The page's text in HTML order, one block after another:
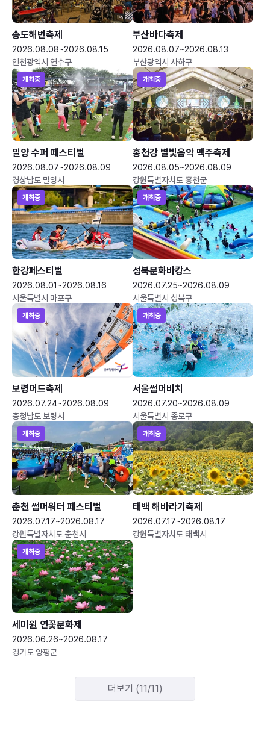
송도해변축제
2026.08.08~2026.08.15
인천광역시 연수구
부산바다축제
2026.08.07~2026.08.13
부산광역시 사하구
개최중
밀양 수퍼 페스티벌
2026.08.07~2026.08.09
경상남도 밀양시
개최중
홍천강 별빛음악 맥주축제
2026.08.05~2026.08.09
강원특별자치도 홍천군
개최중
한강페스티벌
2026.08.01~2026.08.16
서울특별시 마포구
개최중
성북문화바캉스
2026.07.25~2026.08.09
서울특별시 성북구
개최중
보령머드축제
2026.07.24~2026.08.09
충청남도 보령시
개최중
서울썸머비치
2026.07.20~2026.08.09
서울특별시 종로구
개최중
춘천 썸머워터 페스티벌
2026.07.17~2026.08.17
강원특별자치도 춘천시
개최중
태백 해바라기축제
2026.07.17~2026.08.17
강원특별자치도 태백시
개최중
세미원 연꽃문화제
2026.06.26~2026.08.17
경기도 양평군
더보기 (11/11)